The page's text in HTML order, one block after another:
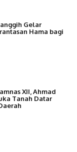
Gelar
Hama bagi
XII, Ahmad
Tanah Datar